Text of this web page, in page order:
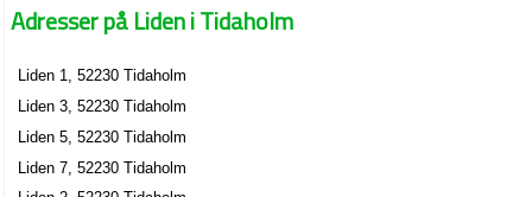
Adresser på Liden i Tidaholm
Liden 1, 52230 Tidaholm
Liden 3, 52230 Tidaholm
Liden 5, 52230 Tidaholm
Liden 7, 52230 Tidaholm